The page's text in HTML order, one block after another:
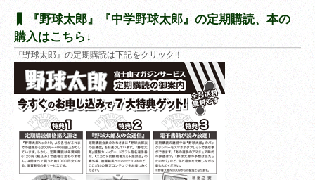
『野球太郎』『中学野球太郎』の定期購読、本の
購入はこちら↓
『野球太郎』の定期購読は下記をクリック！